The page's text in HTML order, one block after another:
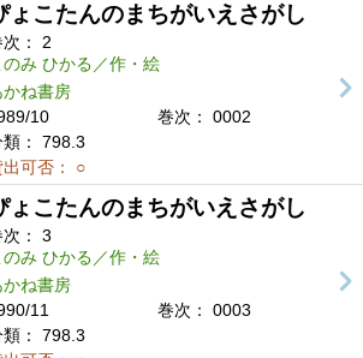
ょこたんのまちがいえさがし
：
2
のみ ひかる／作・絵
かね書房
10
巻次： 0002
：
798.3
可否：
○
ょこたんのまちがいえさがし
：
3
のみ ひかる／作・絵
かね書房
11
巻次： 0003
：
798.3